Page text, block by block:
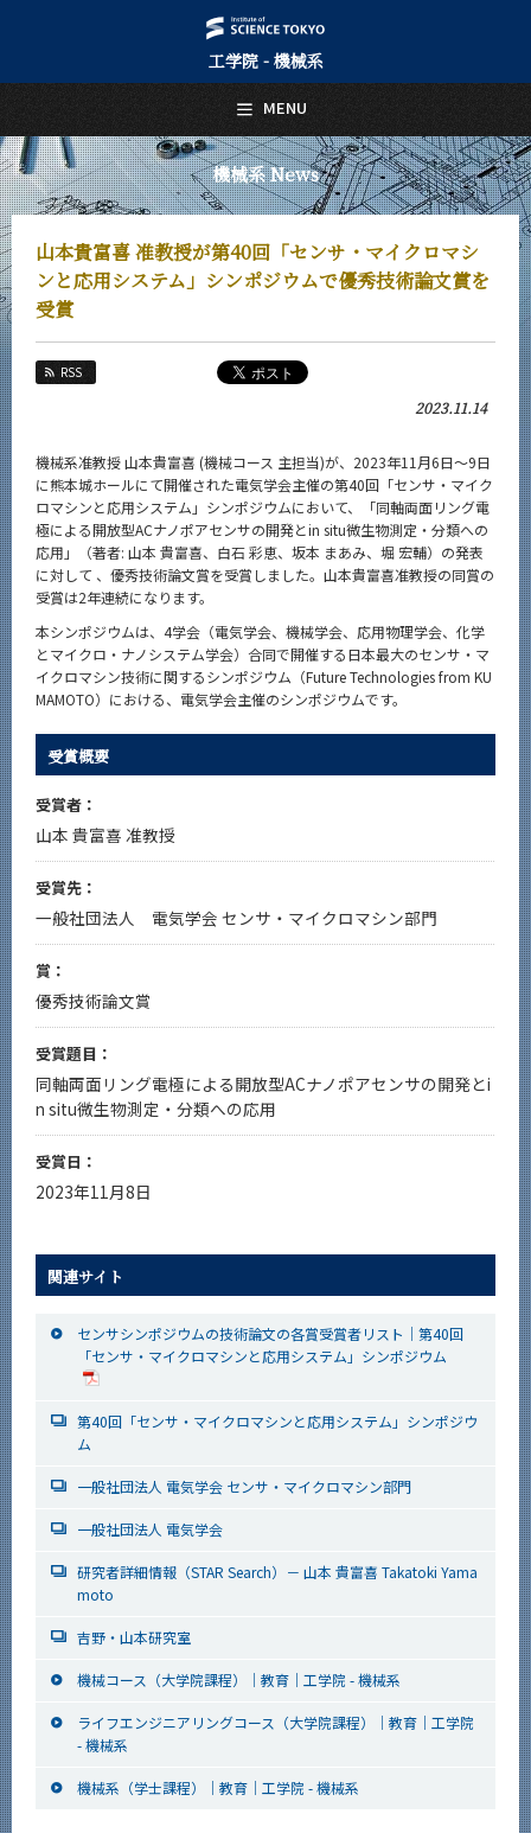
工学院 - 機械系
機械系 News
山本貴富喜 准教授が第40回「センサ・マイクロマシ
ンと応用システム」シンポジウムで優秀技術論文賞を
受賞
RSS
2023.11.14
機械系准教授 山本貴富喜 (機械コース 主担当)が、2023年11月6日～9日
に熊本城ホールにて開催された電気学会主催の第40回「センサ・マイク
ロマシンと応用システム」シンポジウムにおいて、「同軸両面リング電
極による開放型ACナノポアセンサの開発とin situ微生物測定・分類への
応用」（著者: 山本 貴富喜、白石 彩恵、坂本 まあみ、堀 宏輔）の発表
に対して 、優秀技術論文賞を受賞しました。山本貴富喜准教授の同賞の
受賞は2年連続になります。
本シンポジウムは、4学会（電気学会、機械学会、応用物理学会、化学
とマイクロ・ナノシステム学会）合同で開催する日本最大のセンサ・マ
イクロマシン技術に関するシンポジウム（Future Technologies from KU
MAMOTO）における、電気学会主催のシンポジウムです。
受賞概要
受賞者：
山本 貴富喜 准教授
受賞先：
一般社団法人 電気学会 センサ・マイクロマシン部門
賞：
優秀技術論文賞
受賞題目：
同軸両面リング電極による開放型ACナノポアセンサの開発とi
n situ微生物測定・分類への応用
受賞日：
2023年11月8日
関連サイト
センサシンポジウムの技術論文の各賞受賞者リスト｜第40回
「センサ・マイクロマシンと応用システム」シンポジウム
第40回「センサ・マイクロマシンと応用システム」シンポジウ
ム
一般社団法人 電気学会 センサ・マイクロマシン部門
一般社団法人 電気学会
研究者詳細情報（STAR Search）－ 山本 貴富喜 Takatoki Yama
moto
吉野・山本研究室
機械コース（大学院課程）｜教育｜工学院 - 機械系
ライフエンジニアリングコース（大学院課程）｜教育｜工学院
- 機械系
機械系（学士課程）｜教育｜工学院 - 機械系
MENU
日本語 English
トップページ
Top Page
機械系について
About Us
教育
Education
入学案内
Admissions
機械系 News
News
News 一覧
カテゴリ別
課程別
イベントカレンダー
CLOSE